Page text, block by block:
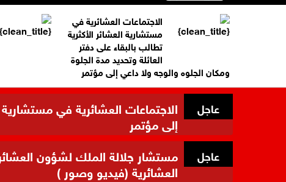
الاجتماعات العشائرية في
مستشارية العشائر الأكثرية
تطالب بالبقاء على دفتر
العائلة وتحديد مدة الجلوة
ومكان الجلوه والوجه ولا داعي إلى مؤتمر
عاجل الاجتماعات العشائرية في مستشارية
إلى مؤتمر
عاجل مستشار جلالة الملك لشؤون
العشائرية (فيديو وصور )